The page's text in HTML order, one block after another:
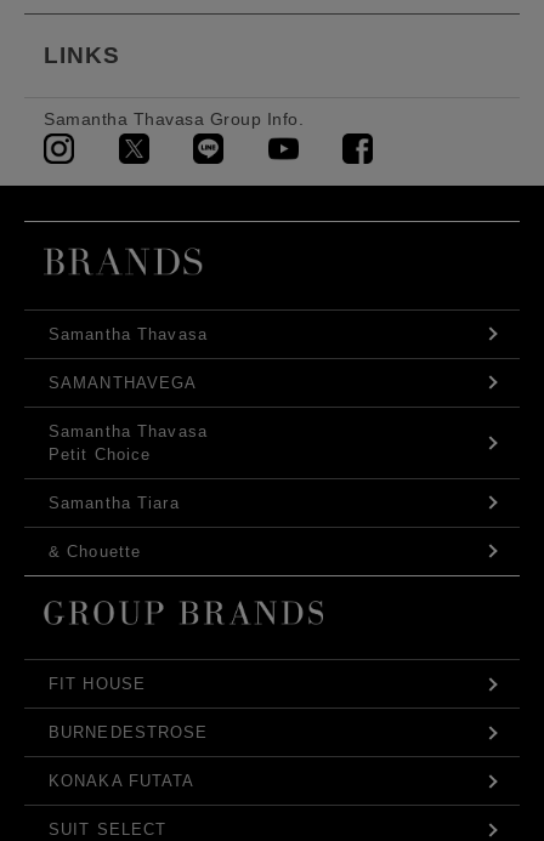
LINKS
Samantha Thavasa Group Info.
Samantha Thavasa
SAMANTHAVEGA
Samantha Thavasa
Petit Choice
Samantha Tiara
& Chouette
FIT HOUSE
BURNEDESTROSE
KONAKA FUTATA
SUIT SELECT